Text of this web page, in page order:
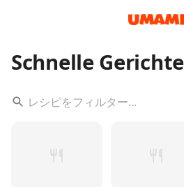
Schnelle Gerichte